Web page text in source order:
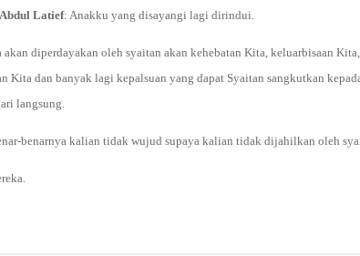
Latief: Anakku yang disayangi lagi dirindui.
diperdayakan oleh syaitan akan kehebatan Kita, keluarbisaan
Kita dan banyak lagi kepalsuan yang dapat Syaitan sangkutkan
langsung.
benarnya kalian tidak wujud supaya kalian tidak dijahilkan oleh